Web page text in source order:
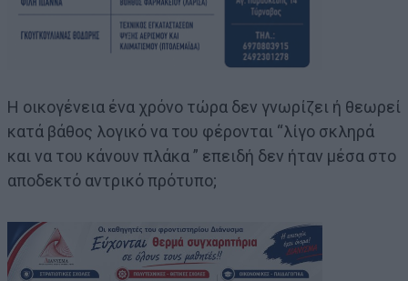
Η οικογένεια ένα χρόνο τώρα δεν γνωρίζει ή θεωρεί
κατά βάθος λογικό να του φέρονται “λίγο σκληρά
και να του κάνουν πλάκα ” επειδή δεν ήταν μέσα στο
αποδεκτό αντρικό πρότυπο;